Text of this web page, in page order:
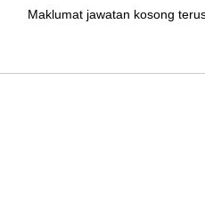
Maklumat jawatan kosong